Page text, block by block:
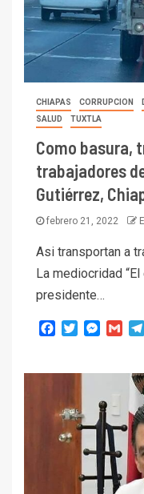
CHIAPAS CORRUPCION
SALUD
TUXTLA
Como basura,
trabajadores
Gutiérrez,
febrero 21, 2022
Asi transportan a
La mediocridad
presidente…
Facebook
Twitter